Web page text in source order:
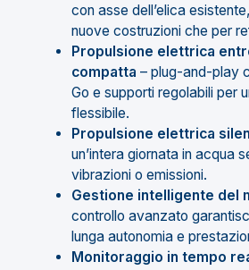
con asse dell’elica
nuove costruzioni che per
Propulsione elettrica
compatta – plug-and-play
Go e supporti regolabili per
flessibile.
Propulsione elettrica
un’intera giornata in acqua
vibrazioni o emissioni.
Gestione intelligente del
controllo avanzato
lunga autonomia e
Monitoraggio in tempo